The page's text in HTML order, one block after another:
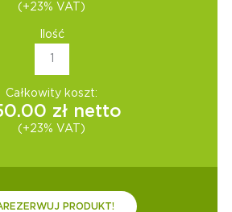
(+23% VAT)
Ilość
Całkowity koszt:
zł netto
(+23% VAT)
PRODUKT!